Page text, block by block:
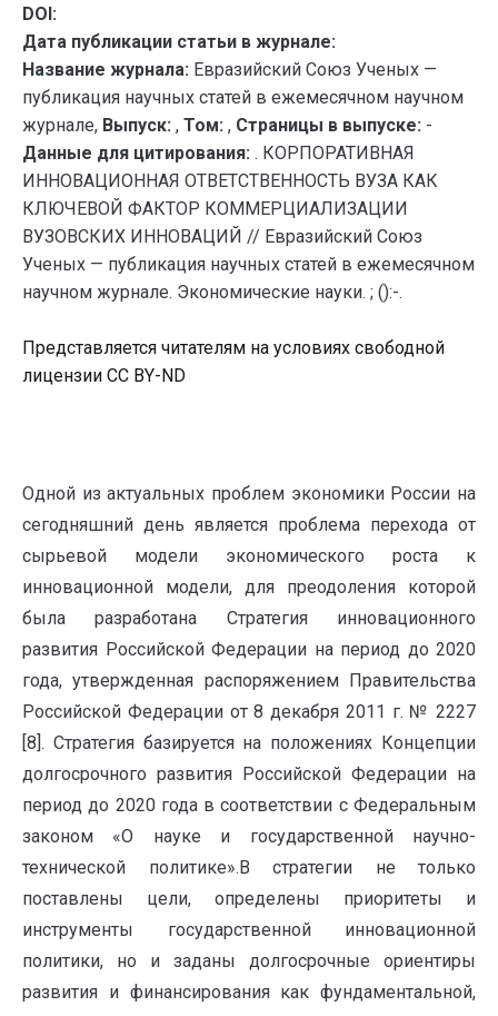
DOI:
Дата публикации статьи в журнале:
Название журнала: Евразийский Союз Ученых —
публикация научных статей в ежемесячном научном
журнале, Выпуск: , Том: , Страницы в выпуске: -
Данные для цитирования: . КОРПОРАТИВНАЯ
ИННОВАЦИОННАЯ ОТВЕТСТВЕННОСТЬ ВУЗА КАК
КЛЮЧЕВОЙ ФАКТОР КОММЕРЦИАЛИЗАЦИИ
ВУЗОВСКИХ ИННОВАЦИЙ // Евразийский Союз
Ученых — публикация научных статей в ежемесячном
научном журнале. Экономические науки. ; ():-.
Представляется читателям на условиях свободной
лицензии CC BY-ND
Одной из актуальных проблем экономики России на
сегодняшний день является проблема перехода от
сырьевой модели экономического роста к
инновационной модели, для преодоления которой
была разработана Стратегия инновационного
развития Российской Федерации на период до 2020
года, утвержденная распоряжением Правительства
Российской Федерации от 8 декабря 2011 г. № 2227
[8]. Стратегия базируется на положениях Концепции
долгосрочного развития Российской Федерации на
период до 2020 года в соответствии с Федеральным
законом «О науке и государственной научно-
технической политике».В стратегии не только
поставлены цели, определены приоритеты и
инструменты государственной инновационной
политики, но и заданы долгосрочные ориентиры
развития и финансирования как фундаментальной,